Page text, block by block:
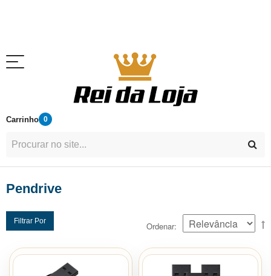
Carrinho 0
Pendrive
Filtrar Por Ordenar